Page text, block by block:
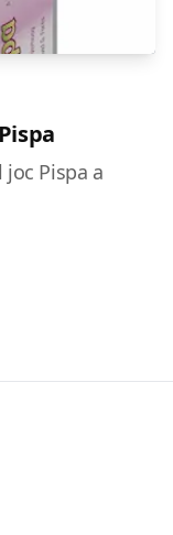
Pispa a